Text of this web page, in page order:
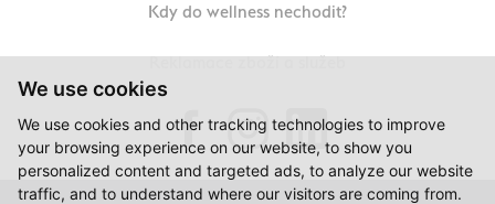
We use cookies
We use cookies and other tracking technologies to improve
your browsing experience on our website, to show you
personalized content and targeted ads, to analyze our website
traffic, and to understand where our visitors are coming from.
Kdy do wellness nechodit?
Reklamace zboží a služeb